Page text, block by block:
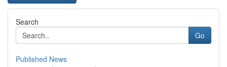
Search
Go
Published News